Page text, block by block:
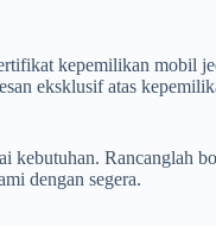
kepemilikan mobil
eksklusif atas
kebutuhan. Rancanglah
dengan segera.